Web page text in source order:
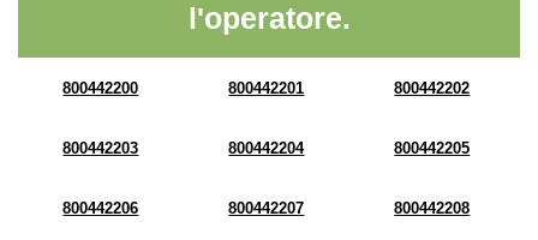
l'operatore.
800442200 800442201 800442202
800442203 800442204 800442205
800442206 800442207 800442208